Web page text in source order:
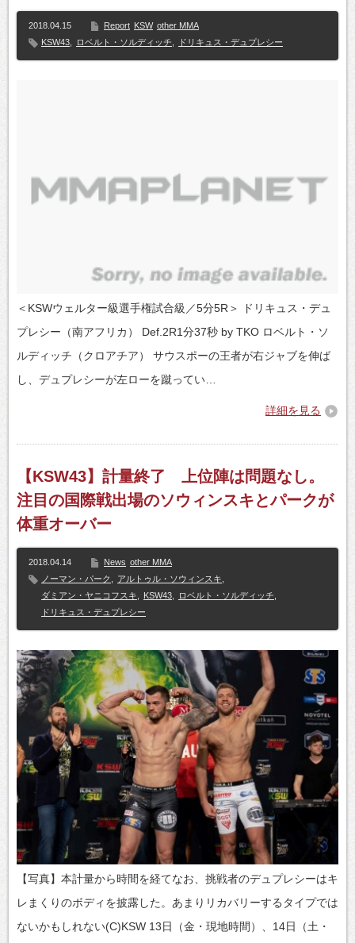
2018.04.15 Report KSW other MMA
KSW43
ロベルト・ソルディッチ ドリキュス・デュプレシー
＜KSWウェルター級選手権試合級／5分5R＞ ドリキュス・デュ
プレシー（南アフリカ） Def.2R1分37秒 by TKO ロベルト・ソ
ルディッチ（クロアチア） サウスポーの王者が右ジャブを伸ば
し、デュプレシーが左ローを蹴ってい…
詳細を見る
【KSW43】計量終了 上位陣は問題なし。
注目の国際戦出場のソウィンスキとパークが
体重オーバー
2018.04.14 News other MMA
ノーマン・パーク
アルトゥル・ソウィンスキ
ダミアン・ヤニコフスキ
KSW43 ロベルト・ソルディッチ
ドリキュス・デュプレシー
【写真】本計量から時間を経てなお、挑戦者のデュプレシーはキ
レまくりのボディを披露した。あまりリカバリーするタイプでは
ないかもしれない(C)KSW 13日（金・現地時間）、14日（土・